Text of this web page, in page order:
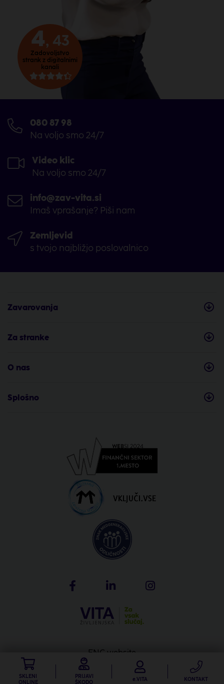
4, 43
Zadovoljstvo
strank z digitalnimi
kanali
SKLENI
ONLINE
PRIJAVI
ŠKODO
e.VITA KONTAKT
080 87 98
Na voljo smo 24/7
Video klic
Na voljo smo 24/7
info@zav-vita.si
Imaš vprašanje? Piši nam
Zemljevid
s tvojo najbližjo poslovalnico
Zavarovanja
Za stranke
O nas
Splošno
ENG website
Produkcija: Creatim